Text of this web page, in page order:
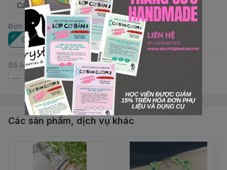
Cá heo
Sao biển Tôm hùm Sò xanh
Đơn vị :
Cái
Số lượng
Các sản phẩm, dịch vụ khác